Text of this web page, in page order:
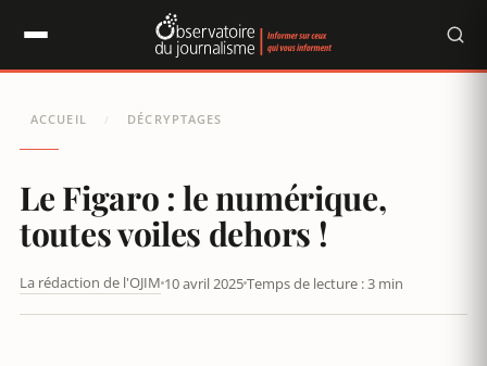
ACCUEIL / DÉCRYPTAGES
Le Figaro : le numérique,
toutes voiles dehors !
La rédaction de l'OJIM 10 avril 2025Temps de lecture : 3 min
Panneau de gestion des cookies